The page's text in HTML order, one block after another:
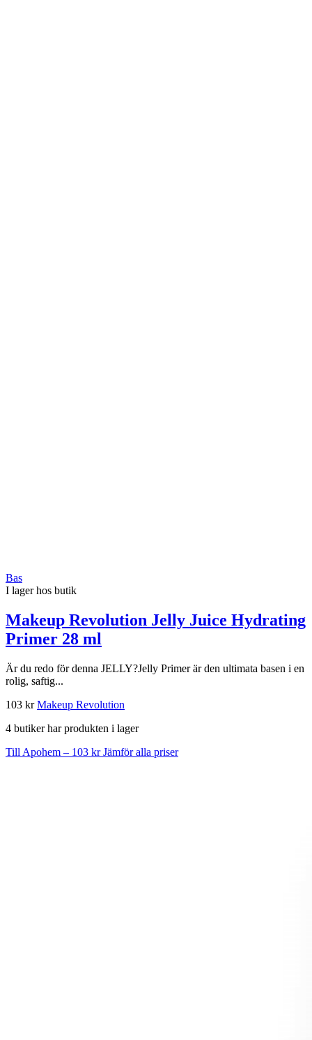
Bas
I lager hos butik
Makeup Revolution Jelly Juice Hydrating
Primer 28 ml
Är du redo för denna JELLY?Jelly Primer är den ultimata basen i en
rolig, saftig...
103 krMakeup Revolution
4 butiker har produkten i lager
Till Apohem – 103 krJämför alla priser